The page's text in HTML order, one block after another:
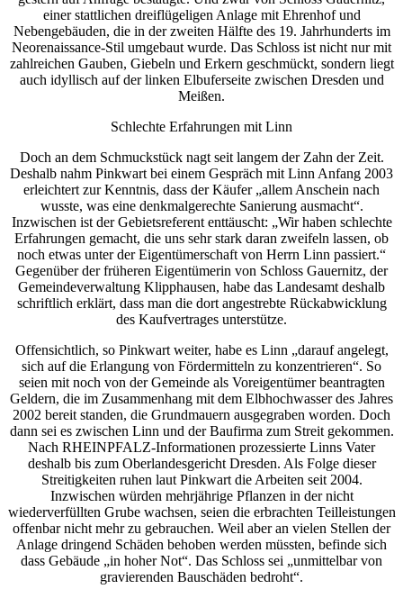
einer stattlichen dreiflügeligen Anlage mit Ehrenhof und
Nebengebäuden, die in der zweiten Hälfte des 19. Jahrhunderts im
Neorenaissance-Stil umgebaut wurde. Das Schloss ist nicht nur mit
zahlreichen Gauben, Giebeln und Erkern geschmückt, sondern liegt
auch idyllisch auf der linken Elbuferseite zwischen Dresden und
Meißen.
Schlechte Erfahrungen mit Linn
Doch an dem Schmuckstück nagt seit langem der Zahn der Zeit.
Deshalb nahm Pinkwart bei einem Gespräch mit Linn Anfang 2003
erleichtert zur Kenntnis, dass der Käufer „allem Anschein nach
wusste, was eine denkmalgerechte Sanierung ausmacht“.
Inzwischen ist der Gebietsreferent enttäuscht: „Wir haben schlechte
Erfahrungen gemacht, die uns sehr stark daran zweifeln lassen, ob
noch etwas unter der Eigentümerschaft von Herrn Linn passiert.“
Gegenüber der früheren Eigentümerin von Schloss Gauernitz, der
Gemeindeverwaltung Klipphausen, habe das Landesamt deshalb
schriftlich erklärt, dass man die dort angestrebte Rückabwicklung
des Kaufvertrages unterstütze.
Offensichtlich, so Pinkwart weiter, habe es Linn „darauf angelegt,
sich auf die Erlangung von Fördermitteln zu konzentrieren“. So
seien mit noch von der Gemeinde als Voreigentümer beantragten
Geldern, die im Zusammenhang mit dem Elbhochwasser des Jahres
2002 bereit standen, die Grundmauern ausgegraben worden. Doch
dann sei es zwischen Linn und der Baufirma zum Streit gekommen.
Nach RHEINPFALZ-Informationen prozessierte Linns Vater
deshalb bis zum Oberlandesgericht Dresden. Als Folge dieser
Streitigkeiten ruhen laut Pinkwart die Arbeiten seit 2004.
Inzwischen würden mehrjährige Pflanzen in der nicht
wiederverfüllten Grube wachsen, seien die erbrachten Teilleistungen
offenbar nicht mehr zu gebrauchen. Weil aber an vielen Stellen der
Anlage dringend Schäden behoben werden müssten, befinde sich
dass Gebäude „in hoher Not“. Das Schloss sei „unmittelbar von
gravierenden Bauschäden bedroht“.